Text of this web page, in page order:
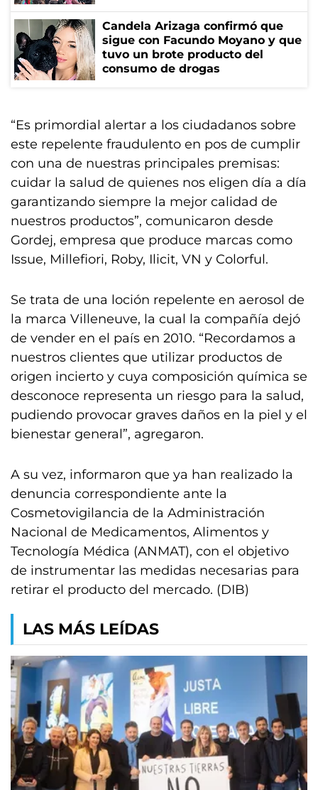
Candela Arizaga confirmó que
sigue con Facundo Moyano y que
tuvo un brote producto del
consumo de drogas
“Es primordial alertar a los ciudadanos sobre
este repelente fraudulento en pos de cumplir
con una de nuestras principales premisas:
cuidar la salud de quienes nos eligen día a día
garantizando siempre la mejor calidad de
nuestros productos”, comunicaron desde
Gordej, empresa que produce marcas como
Issue, Millefiori, Roby, Ilicit, VN y Colorful.
Se trata de una loción repelente en aerosol de
la marca Villeneuve, la cual la compañía dejó
de vender en el país en 2010. “Recordamos a
nuestros clientes que utilizar productos de
origen incierto y cuya composición química se
desconoce representa un riesgo para la salud,
pudiendo provocar graves daños en la piel y el
bienestar general”, agregaron.
A su vez, informaron que ya han realizado la
denuncia correspondiente ante la
Cosmetovigilancia de la Administración
Nacional de Medicamentos, Alimentos y
Tecnología Médica (ANMAT), con el objetivo
de instrumentar las medidas necesarias para
retirar el producto del mercado. (DIB)
LAS MÁS LEÍDAS